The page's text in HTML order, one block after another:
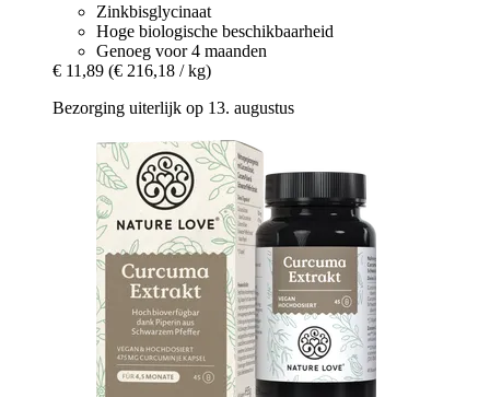
Zinkbisglycinaat
Hoge biologische beschikbaarheid
Genoeg voor 4 maanden
€ 11,89 (€ 216,18 / kg)
Bezorging uiterlijk op 13. augustus